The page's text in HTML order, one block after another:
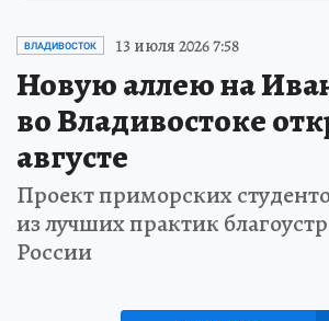
ВЛАДИВОСТОК 13 июля 2026 7:58
Новую аллею на
во Владивостоке
августе
Проект приморских
из лучших практик
России